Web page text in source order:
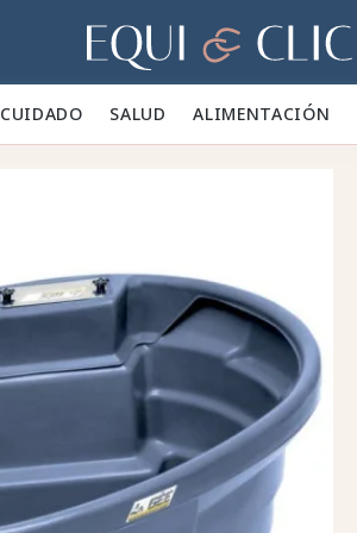
Hogar
CUIDADO 🪮 SALUD ✨ALIMENTACIÓN 🥕